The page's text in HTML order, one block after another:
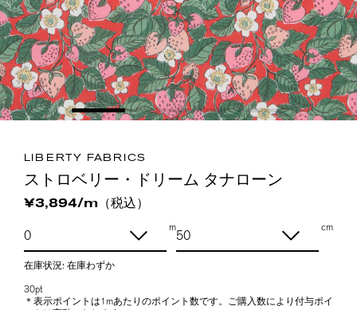
LIBERTY FABRICS
ストロベリー・ドリーム タナローン
¥3,894/m（税込）
m cm
在庫状況: 在庫わずか
30pt
＊表示ポイントは1mあたりのポイント数です。ご購入数により付与ポイ